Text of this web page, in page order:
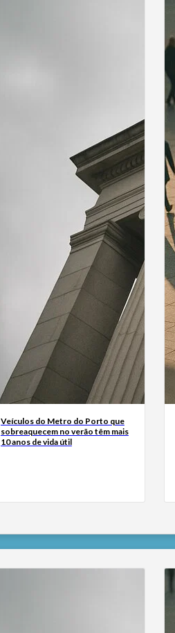
Veículos do Metro do Porto que
sobreaquecem no verão têm mais
10 anos de vida útil